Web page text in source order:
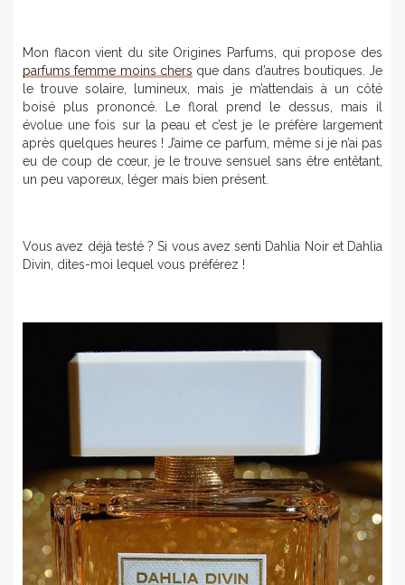
Mon flacon vient du site Origines Parfums, qui propose des
parfums femme moins chers que dans d’autres boutiques. Je
le trouve solaire, lumineux, mais je m’attendais à un côté
boisé plus prononcé. Le floral prend le dessus, mais il
évolue une fois sur la peau et c’est je le préfère largement
après quelques heures ! J’aime ce parfum, même si je n’ai pas
eu de coup de cœur, je le trouve sensuel sans être entêtant,
un peu vaporeux, léger mais bien présent.
Vous avez déjà testé ? Si vous avez senti Dahlia Noir et Dahlia
Divin, dites-moi lequel vous préférez !